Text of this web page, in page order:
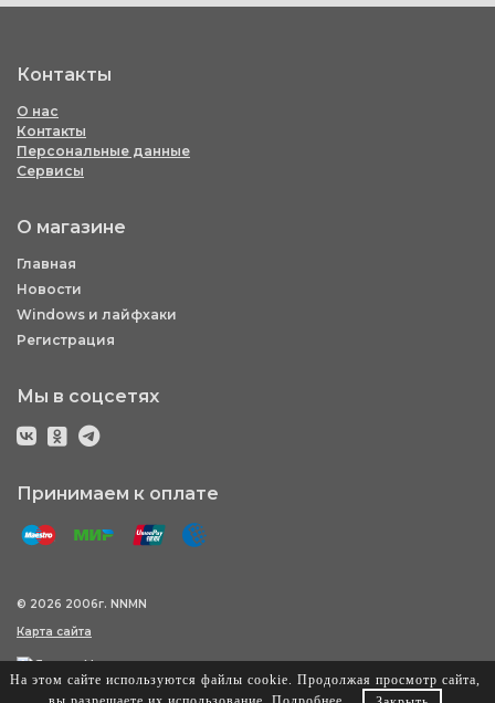
Контакты
О нас
Контакты
Персональные данные
Сервисы
О магазине
Главная
Новости
Windows и лайфхаки
Регистрация
Мы в соцсетях
Принимаем к оплате
© 2026 2006г. NNMN
Карта сайта
На этом сайте используются файлы cookie. Продолжая просмотр сайта,